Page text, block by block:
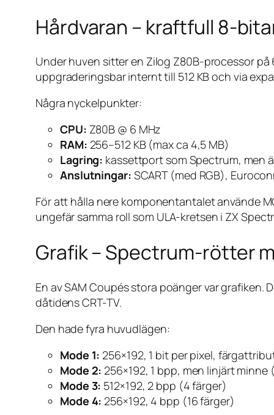
Hårdvaran – kraftfull 8-
Under huven sitter en Zilog Z80B-processor på
uppgraderingsbar internt till 512 KB och via
Några nyckelpunkter:
CPU: Z80B @ 6 MHz
RAM: 256–512 KB (max ca 4,5 MB)
Lagring: kassettport som Spectrum, men
Anslutningar: SCART (med RGB),
För att hålla nere komponentantalet använde
ungefär samma roll som ULA-kretsen i ZX
Grafik – Spectrum-rötter
En av SAM Coupés stora poänger var
dåtidens CRT-TV.
Den hade fyra huvudlägen:
Mode 1: 256×192, 1 bit per pixel,
Mode 2: 256×192, 1 bpp, men linjärt
Mode 3: 512×192, 2 bpp (4 färger)
Mode 4: 256×192, 4 bpp (16 färger)